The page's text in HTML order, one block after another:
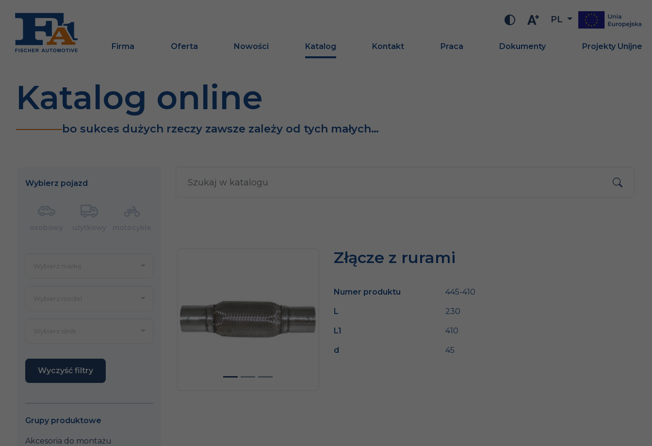
PL
Firma Oferta Nowości Katalog Kontakt Praca Dokumenty Projekty Unijne
Katalog online
bo sukces dużych rzeczy zawsze zależy od tych małych…
Wybierz pojazd
Wyczyść filtry
Grupy produktowe
Akcesoria do montażu
Poprzedni Następny
Złącze z rurami
Numer produktu 445-410
L 230
L1 410
d 45